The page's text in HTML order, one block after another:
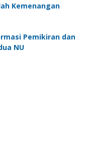
Kemenangan
Pemikiran dan
NU